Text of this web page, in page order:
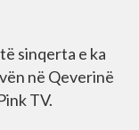
sinqerta e ka
në Qeverinë
TV.